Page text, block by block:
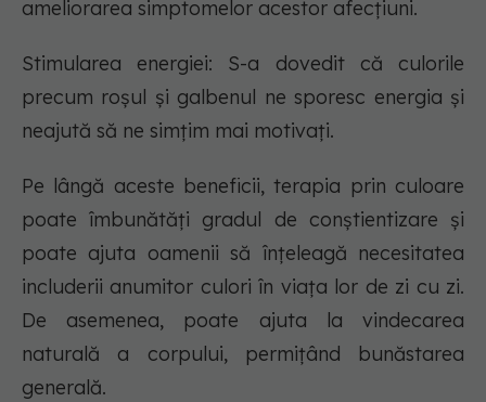
ameliorarea simptomelor acestor afecțiuni.
Stimularea energiei: S-a dovedit că culorile
precum roșul și galbenul ne sporesc energia și
neajută să ne simțim mai motivați.
Pe lângă aceste beneficii, terapia prin culoare
poate îmbunătăți gradul de conștientizare și
poate ajuta oamenii să înțeleagă necesitatea
includerii anumitor culori în viața lor de zi cu zi.
De asemenea, poate ajuta la vindecarea
naturală a corpului, permițând bunăstarea
generală.